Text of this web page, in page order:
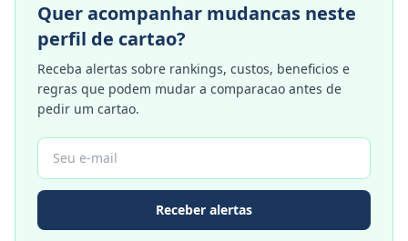
Quer acompanhar mudancas neste
perfil de cartao?
Receba alertas sobre rankings, custos, beneficios e
regras que podem mudar a comparacao antes de
pedir um cartao.
Receber alertas